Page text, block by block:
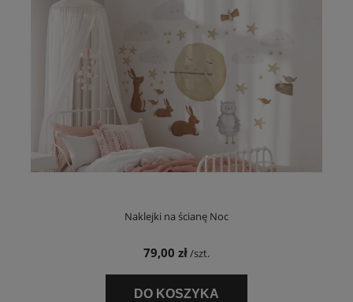
Naklejki na ścianę Noc
79,00 zł/szt.
DO KOSZYKA